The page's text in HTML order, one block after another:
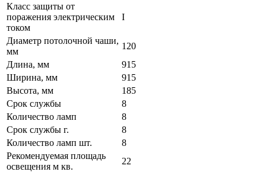
Класс защиты от
поражения электрическим
током
I
Диаметр потолочной чаши,
мм
120
Длина, мм
915
Ширина, мм
915
Высота, мм
185
Срок службы
8
Количество ламп
8
Срок службы г.
8
Количество ламп шт.
8
Рекомендуемая площадь
освещения м кв.
22